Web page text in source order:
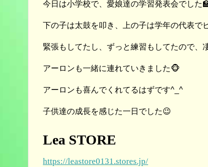
今日は小学校で、愛娘達の学習発表会でした
下の子は太鼓を叩き、上の子は学年の代表で
緊張もしてたし、ずっと練習もしてたので、
アーロンも一緒に連れていきました🐵
アーロンも喜んでくれてるはずです^_^
子供達の成長を感じた一日でした😉
Lea STORE
https://leastore0131.stores.jp/